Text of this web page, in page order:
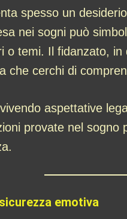
spesso un
nei sogni può
o temi. Il fidanzato,
che cerchi di
aspettative
provate nel
emotiva